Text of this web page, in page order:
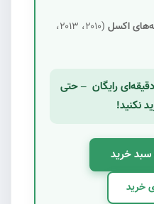
اکسل
(۲۰۱۰، ۲۰۱۳،
یک مشاوره تلفنی ۱۵ دقیقه‌ای رایگان – حتی
نکنید!
سبد خرید
خرید